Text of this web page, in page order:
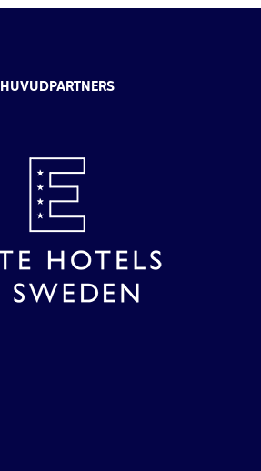
HUVUDPARTNERS